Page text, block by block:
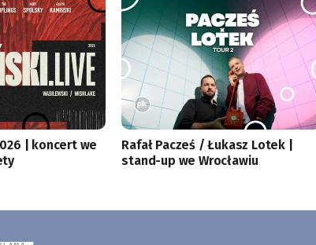
| koncert we
Rafał Pacześ / Łukasz Lotek |
stand-up we Wrocławiu